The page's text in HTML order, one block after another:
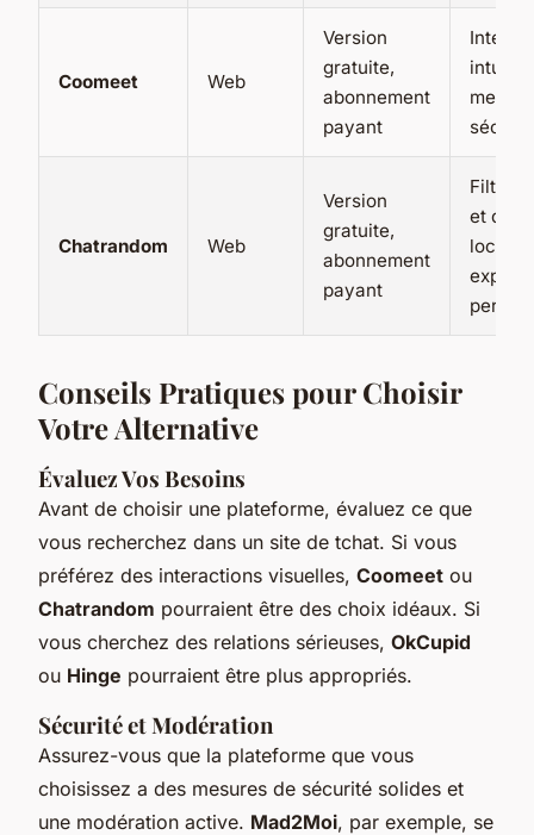
Coomeet Web
Version
gratuite,
abonnement
payant
Chatrandom Web
Version
gratuite,
abonnement
payant
Filtres
et de
Conseils Pratiques pour Choisir
Votre Alternative
Évaluez Vos Besoins
Avant de choisir une plateforme, évaluez ce que
vous recherchez dans un site de tchat. Si vous
préférez des interactions visuelles, Coomeet ou
Chatrandom pourraient être des choix idéaux. Si
vous cherchez des relations sérieuses, OkCupid
ou Hinge pourraient être plus appropriés.
Sécurité et Modération
Assurez-vous que la plateforme que vous
choisissez a des mesures de sécurité solides et
une modération active. Mad2Moi, par exemple, se